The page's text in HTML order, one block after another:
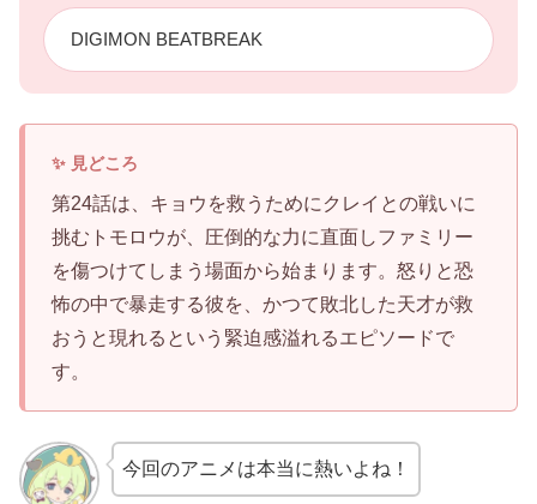
DIGIMON BEATBREAK
第24話は、キョウを救うためにクレイとの戦いに
挑むトモロウが、圧倒的な力に直面しファミリー
を傷つけてしまう場面から始まります。怒りと恐
怖の中で暴走する彼を、かつて敗北した天才が救
おうと現れるという緊迫感溢れるエピソードで
す。
今回のアニメは本当に熱いよね！